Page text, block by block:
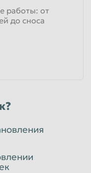
работы: от
до сноса